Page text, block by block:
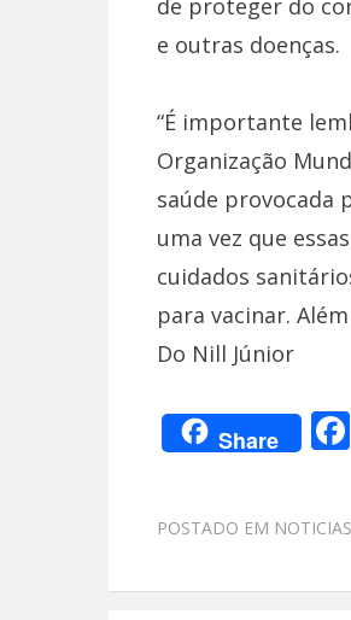
de proteger do
e outras doenças.
“É importante
Organização
saúde provocada
uma vez que
cuidados
para vacinar.
Do Nill Júnior
Share
POSTADO EM NOTICIAS